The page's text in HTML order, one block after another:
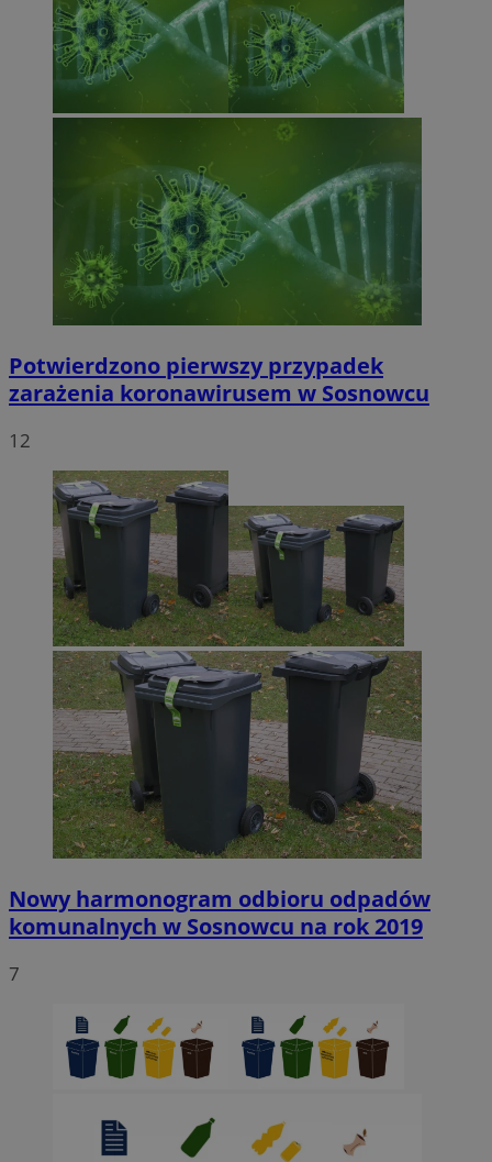
Potwierdzono pierwszy przypadek
zarażenia koronawirusem w Sosnowcu
12
Nowy harmonogram odbioru odpadów
komunalnych w Sosnowcu na rok 2019
7